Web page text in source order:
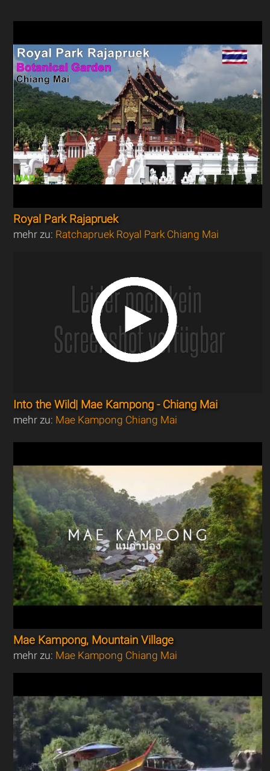
Royal Park Rajapruek
mehr zu: Ratchapruek Royal Park Chiang Mai
Into the Wild| Mae Kampong - Chiang Mai
mehr zu: Mae Kampong Chiang Mai
Mae Kampong, Mountain Village
mehr zu: Mae Kampong Chiang Mai